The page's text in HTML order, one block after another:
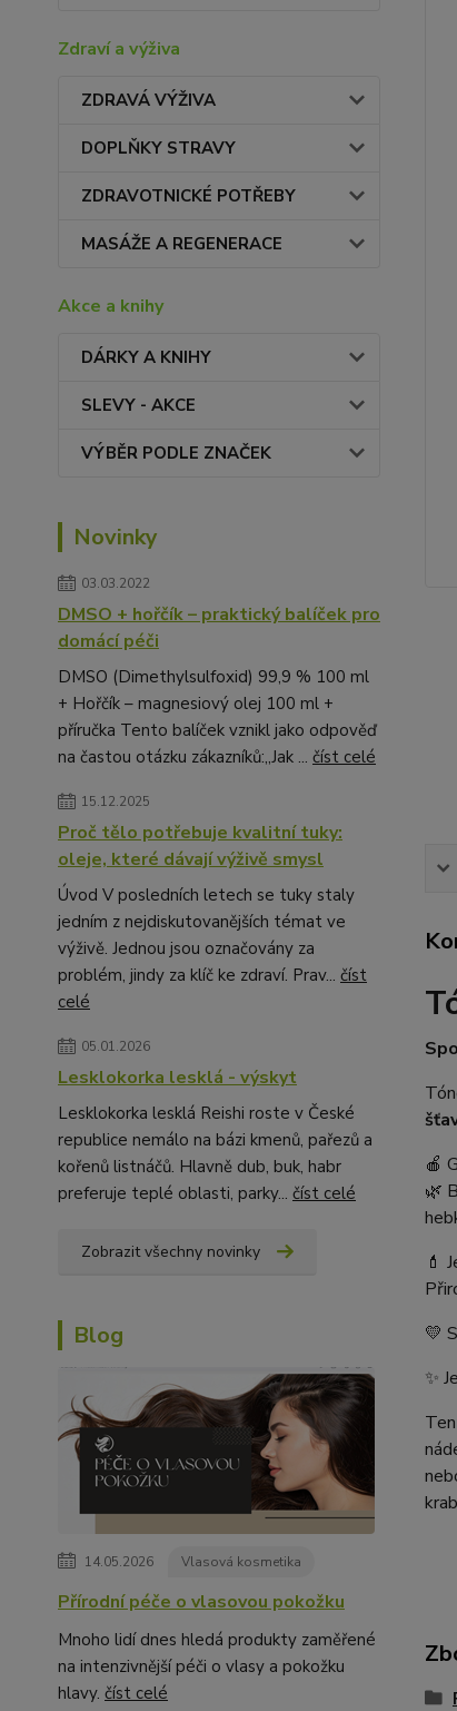
Zdraví a výživa
ZDRAVÁ VÝŽIVA
DOPLŇKY STRAVY
ZDRAVOTNICKÉ POTŘEBY
MASÁŽE A REGENERACE
Akce a knihy
DÁRKY A KNIHY
SLEVY - AKCE
VÝBĚR PODLE ZNAČEK
Novinky
03.03.2022
DMSO + hořčík – praktický balíček pro
domácí péči
DMSO (Dimethylsulfoxid) 99,9 % 100 ml
+ Hořčík – magnesiový olej 100 ml +
příručka Tento balíček vznikl jako odpověď
na častou otázku zákazníků:„Jak ... číst celé
15.12.2025
Proč tělo potřebuje kvalitní tuky:
oleje, které dávají výživě smysl
Úvod V posledních letech se tuky staly
jedním z nejdiskutovanějších témat ve
výživě. Jednou jsou označovány za
problém, jindy za klíč ke zdraví. Prav... číst
celé
05.01.2026
Lesklokorka lesklá - výskyt
Lesklokorka lesklá Reishi roste v České
republice nemálo na bázi kmenů, pařezů a
kořenů listnáčů. Hlavně dub, buk, habr
preferuje teplé oblasti, parky... číst celé
Zobrazit všechny novinky
Blog
14.05.2026 Vlasová kosmetika
Přírodní péče o vlasovou pokožku
Mnoho lidí dnes hledá produkty zaměřené
na intenzivnější péči o vlasy a pokožku
hlavy. číst celé
🍎
🌿
💄
💛
✨